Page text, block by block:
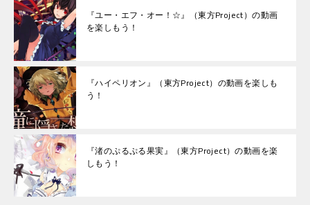
『ユー・エフ・オー！☆』（東方Project）の動画
を楽しもう！
『ハイペリオン』（東方Project）の動画を楽しも
う！
『渚のぷるぷる果実』（東方Project）の動画を楽
しもう！